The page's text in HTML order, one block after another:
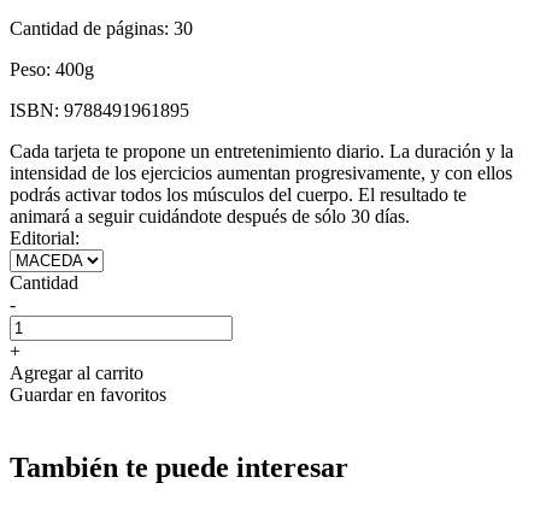
Cantidad de páginas: 30
Peso: 400g
ISBN: 9788491961895
Cada tarjeta te propone un entretenimiento diario. La duración y la
intensidad de los ejercicios aumentan progresivamente, y con ellos
podrás activar todos los músculos del cuerpo. El resultado te
animará a seguir cuidándote después de sólo 30 días.
Editorial:
Cantidad
-
+
Agregar al carrito
Guardar en favoritos
También te puede interesar